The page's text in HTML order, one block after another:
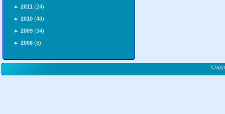
► 2011 (24)
► 2010 (48)
► 2009 (34)
► 2008 (6)